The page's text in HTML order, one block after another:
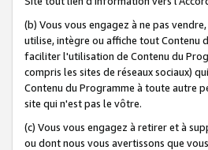
(b) Vous vous engagez à ne pas
utilise, intègre ou affiche tout Contenu
faciliter l'utilisation de Contenu du
compris les sites de réseaux sociaux)
Contenu du Programme à toute autre
site qui n'est pas le vôtre.
(c) Vous vous engagez à retirer et à
ou dont nous vous avertissons que